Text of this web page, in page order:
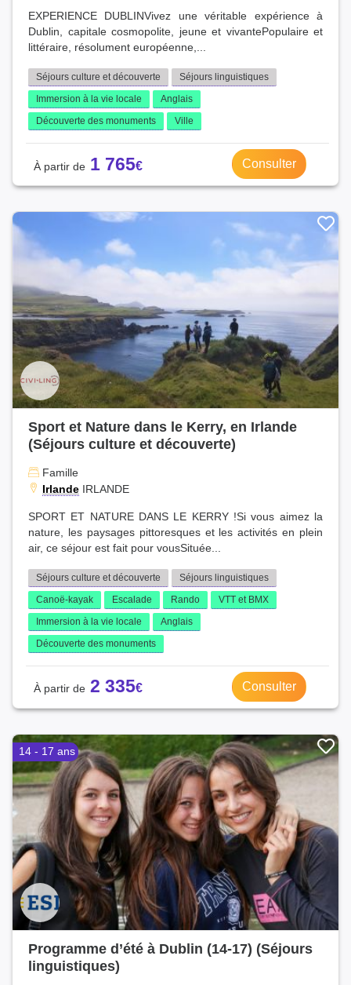
EXPERIENCE DUBLINVivez une véritable expérience à
Dublin, capitale cosmopolite, jeune et vivantePopulaire et
littéraire, résolument européenne,...
Séjours culture et découverte
Séjours linguistiques
Immersion à la vie locale
Anglais
Découverte des monuments
Ville
1 765 Consulter
Sport et Nature dans le Kerry, en Irlande
(Séjours culture et découverte)
Famille
Irlande IRLANDE
SPORT ET NATURE DANS LE KERRY !Si vous aimez la
nature, les paysages pittoresques et les activités en plein
air, ce séjour est fait pour vousSituée...
Séjours culture et découverte
Séjours linguistiques
Canoë-kayak
Escalade Rando
VTT et BMX
Immersion à la vie locale
Anglais
Découverte des monuments
2 335 Consulter
14 - 17 ans
Programme d’été à Dublin (14-17) (Séjours
linguistiques)